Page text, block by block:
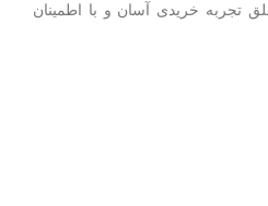
تجربه خریدی آسان و با اطمینان